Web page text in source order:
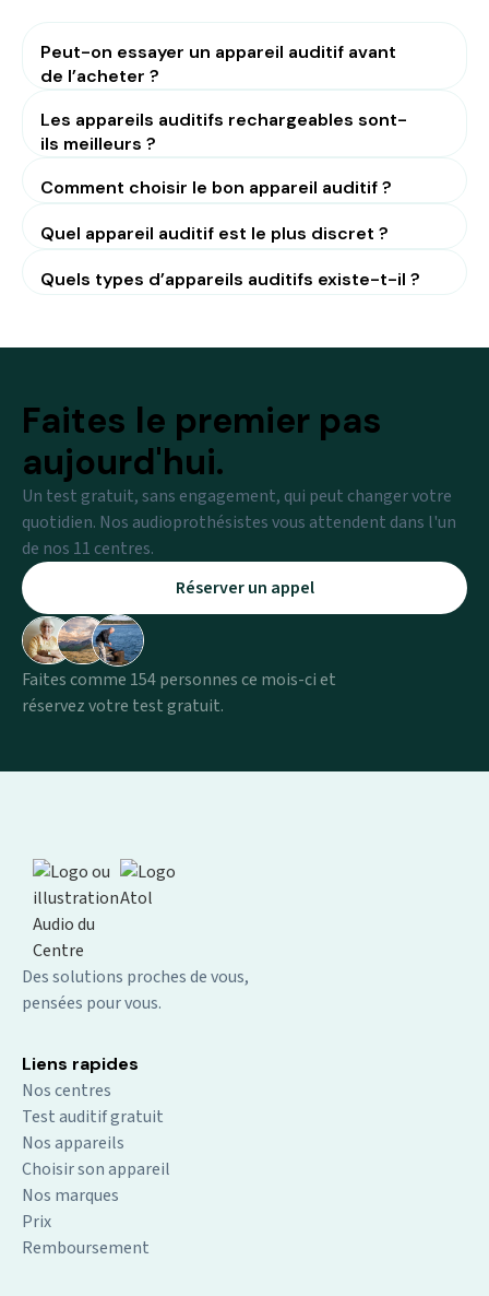
Peut-on essayer un appareil auditif avant
de l’acheter ?
Les appareils auditifs rechargeables sont-
ils meilleurs ?
Comment choisir le bon appareil auditif ?
Quel appareil auditif est le plus discret ?
Quels types d’appareils auditifs existe-t-il ?
Faites le premier pas
aujourd'hui.
Un test gratuit, sans engagement, qui peut changer votre
quotidien. Nos audioprothésistes vous attendent dans l'un
de nos 11 centres.
Réserver un appel
Faites comme 154 personnes ce mois-ci et
réservez votre test gratuit.
Des solutions proches de vous,
pensées pour vous.
Liens rapides
Nos centres
Test auditif gratuit
Nos appareils
Choisir son appareil
Nos marques
Prix
Remboursement